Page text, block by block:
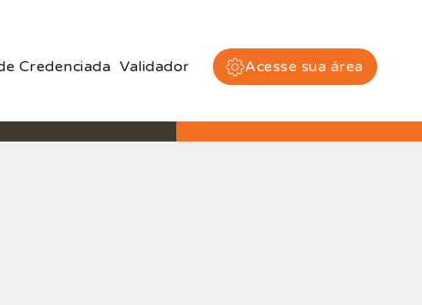
Credenciada Validador Acesse sua área